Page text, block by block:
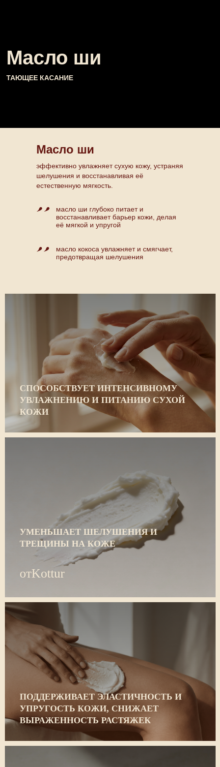
Масло ши
ТАЮЩЕЕ КАСАНИЕ
Масло ши
эффективно увлажняет сухую кожу, устраняя
шелушения и восстанавливая её
естественную мягкость.
масло кокоса увлажняет и смягчает,
предотвращая шелушения
масло ши глубоко питает и
восстанавливает барьер кожи, делая
её мягкой и упругой
СПОСОБСТВУЕТ ИНТЕНСИВНОМУ
УВЛАЖНЕНИЮ И ПИТАНИЮ СУХОЙ
КОЖИ
УМЕНЬШАЕТ ШЕЛУШЕНИЯ И
ТРЕЩИНЫ НА КОЖЕ
отKottur
ПОДДЕРЖИВАЕТ ЭЛАСТИЧНОСТЬ И
УПРУГОСТЬ КОЖИ, СНИЖАЕТ
ВЫРАЖЕННОСТЬ РАСТЯЖЕК